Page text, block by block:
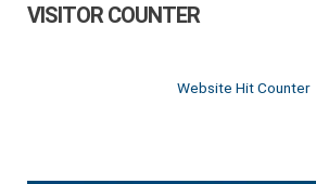
VISITOR COUNTER
Website Hit Counter